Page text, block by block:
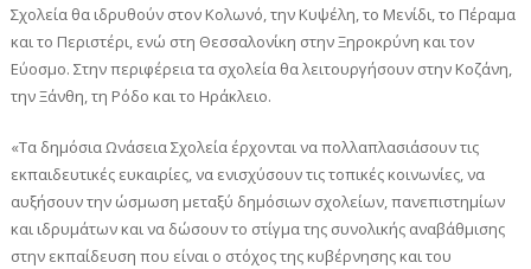
Σχολεία θα ιδρυθούν στον Κολωνό, την Κυψέλη, το Μενίδι, το Πέραμα
και το Περιστέρι, ενώ στη Θεσσαλονίκη στην Ξηροκρύνη και τον
Εύοσμο. Στην περιφέρεια τα σχολεία θα λειτουργήσουν στην Κοζάνη,
την Ξάνθη, τη Ρόδο και το Ηράκλειο.
«Τα δημόσια Ωνάσεια Σχολεία έρχονται να πολλαπλασιάσουν τις
εκπαιδευτικές ευκαιρίες, να ενισχύσουν τις τοπικές κοινωνίες, να
αυξήσουν την ώσμωση μεταξύ δημόσιων σχολείων, πανεπιστημίων
και ιδρυμάτων και να δώσουν το στίγμα της συνολικής αναβάθμισης
στην εκπαίδευση που είναι ο στόχος της κυβέρνησης και του